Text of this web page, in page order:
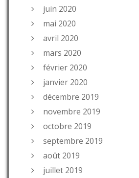
juin 2020
mai 2020
avril 2020
mars 2020
février 2020
janvier 2020
décembre 2019
novembre 2019
octobre 2019
septembre 2019
août 2019
juillet 2019